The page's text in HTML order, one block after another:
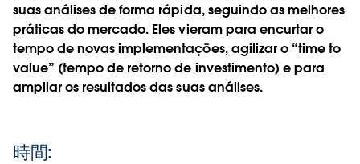
suas análises de forma rápida, seguindo as melhores
práticas do mercado. Eles vieram para encurtar o
tempo de novas implementações, agilizar o “time to
value” (tempo de retorno de investimento) e para
ampliar os resultados das suas análises.
時間: